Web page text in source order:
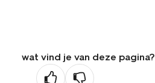
wat vind je van deze pagina?